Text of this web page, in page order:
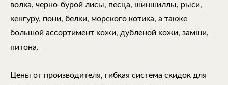
волка, черно-бурой лисы, песца, шиншиллы, рыси,
кенгуру, пони, белки, морского котика, а также
большой ассортимент кожи, дубленой кожи, замши,
питона.
Цены от производителя, гибкая система скидок для